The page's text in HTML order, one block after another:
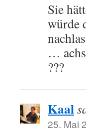
Sie
würde
…
???
Kaal
25. Mai